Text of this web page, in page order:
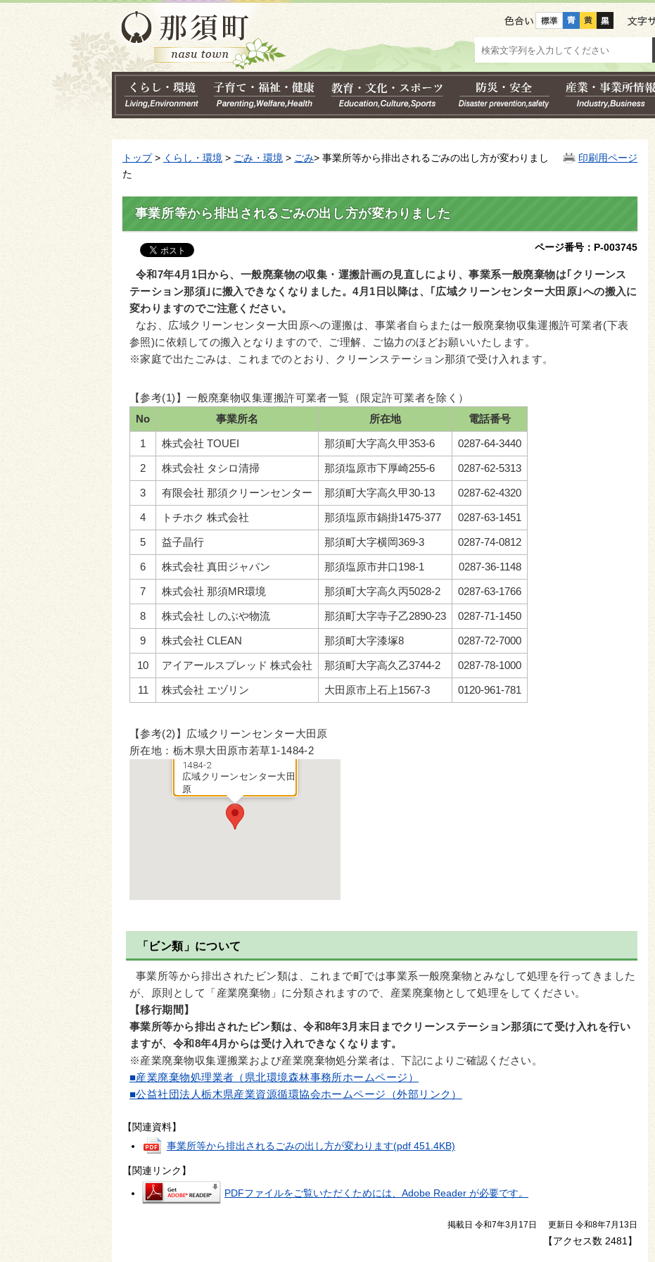
色合い
印刷用ページ
トップ> くらし・環境 > ごみ・環境 > ごみ> 事業所等から排出されるごみの出し方が変わりまし
た
事業所等から排出されるごみの出し方が変わりました
ページ番号：P-003745
令和7年4月1日から、一般廃棄物の収集・運搬計画の見直しにより、事業系一般廃棄物は｢クリーンス
テーション那須｣に搬入できなくなりました。4月1日以降は、｢広域クリーンセンター大田原｣への搬入に
変わりますのでご注意ください。
なお、広域クリーンセンター大田原への運搬は、事業者自らまたは一般廃棄物収集運搬許可業者(下表
参照)に依頼しての搬入となりますので、ご理解、ご協力のほどお願いいたします。
※家庭で出たごみは、これまでのとおり、クリーンステーション那須で受け入れます。
【参考(1)】一般廃棄物収集運搬許可業者一覧（限定許可業者を除く）
No
事業所名 所在地 電話番号
1 株式会社 TOUEI 那須町大字高久甲353-6 0287-64-3440
2 株式会社 タシロ清掃 那須塩原市下厚崎255-6 0287-62-5313
3 有限会社 那須クリーンセンター 那須町大字高久甲30-13 0287-62-4320
4 トチホク 株式会社 那須塩原市鍋掛1475-377 0287-63-1451
5 益子晶行 那須町大字横岡369-3 0287-74-0812
6 株式会社 真田ジャパン 那須塩原市井口198-1 0287-36-1148
7 株式会社 那須MR環境 那須町大字高久丙5028-2 0287-63-1766
8 株式会社 しのぶや物流 那須町大字寺子乙2890-23 0287-71-1450
9 株式会社 CLEAN 那須町大字漆塚8 0287-72-7000
10 アイアールスプレッド 株式会社 那須町大字高久乙3744-2 0287-78-1000
11 株式会社 エヅリン 大田原市上石上1567-3 0120-961-781
【参考(2)】広域クリーンセンター大田原
所在地：栃木県大田原市若草1-1484-2
栃木県大田原市若草1-
1484-2
広域クリーンセンター大田
原
「ビン類」について
事業所等から排出されたビン類は、これまで町では事業系一般廃棄物とみなして処理を行ってきました
が、原則として「産業廃棄物」に分類されますので、産業廃棄物として処理をしてください。
【移行期間】
事業所等から排出されたビン類は、令和8年3月末日までクリーンステーション那須にて受け入れを行い
ますが、令和8年4月からは受け入れできなくなります。
※産業廃棄物収集運搬業および産業廃棄物処分業者は、下記によりご確認ください。
■産業廃棄物処理業者（県北環境森林事務所ホームページ）
■公益社団法人栃木県産業資源循環協会ホームページ（外部リンク）
【関連資料】
事業所等から排出されるごみの出し方が変わります(pdf 451.4KB)
【関連リンク】
PDFファイルをご覧いただくためには、Adobe Reader が必要です。
掲載日 令和7年3月17日 更新日 令和8年7月13日
【アクセス数 2481 】